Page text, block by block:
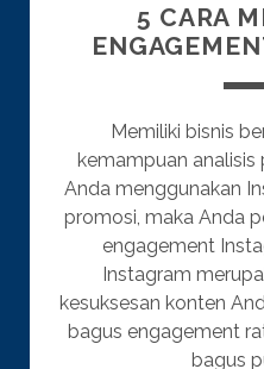
5 CARA
Memiliki bisnis
kemampuan analisis
Anda menggunakan
promosi, maka Anda
engagement
Instagram
kesuksesan konten
bagus engagement
bagus